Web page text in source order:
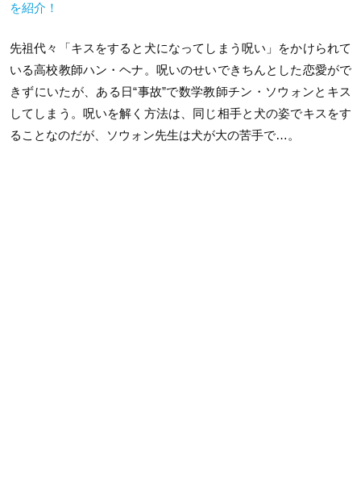
を紹介！
先祖代々「キスをすると犬になってしまう呪い」をかけられて
いる高校教師ハン・ヘナ。呪いのせいできちんとした恋愛がで
きずにいたが、ある日“事故”で数学教師チン・ソウォンとキス
してしまう。呪いを解く方法は、同じ相手と犬の姿でキスをす
ることなのだが、ソウォン先生は犬が大の苦手で…。